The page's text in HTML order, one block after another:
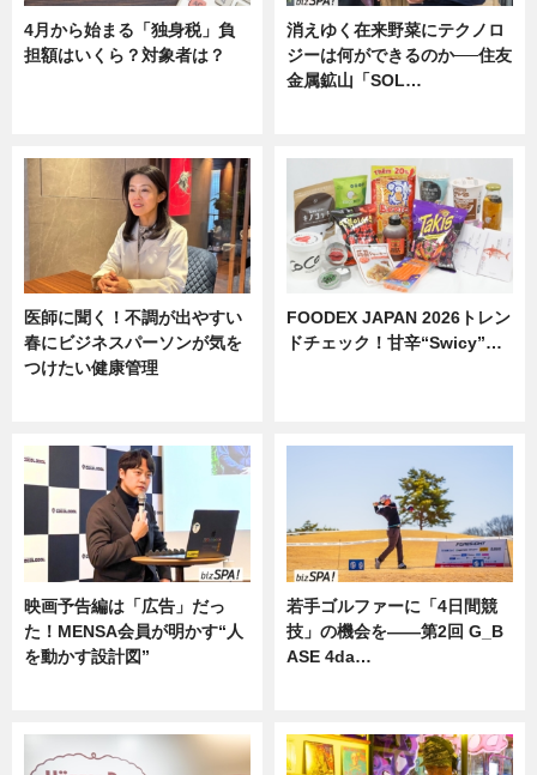
4月から始まる「独身税」負
担額はいくら？対象者は？
消えゆく在来野菜にテクノロ
ジーは何ができるのか──住友
金属鉱山「SOL…
医師に聞く！不調が出やすい
春にビジネスパーソンが気を
つけたい健康管理
FOODEX JAPAN 2026トレン
ドチェック！甘辛“Swicy”…
映画予告編は「広告」だっ
た！MENSA会員が明かす“人
を動かす設計図”
若手ゴルファーに「4日間競
技」の機会を——第2回 G_B
ASE 4da…